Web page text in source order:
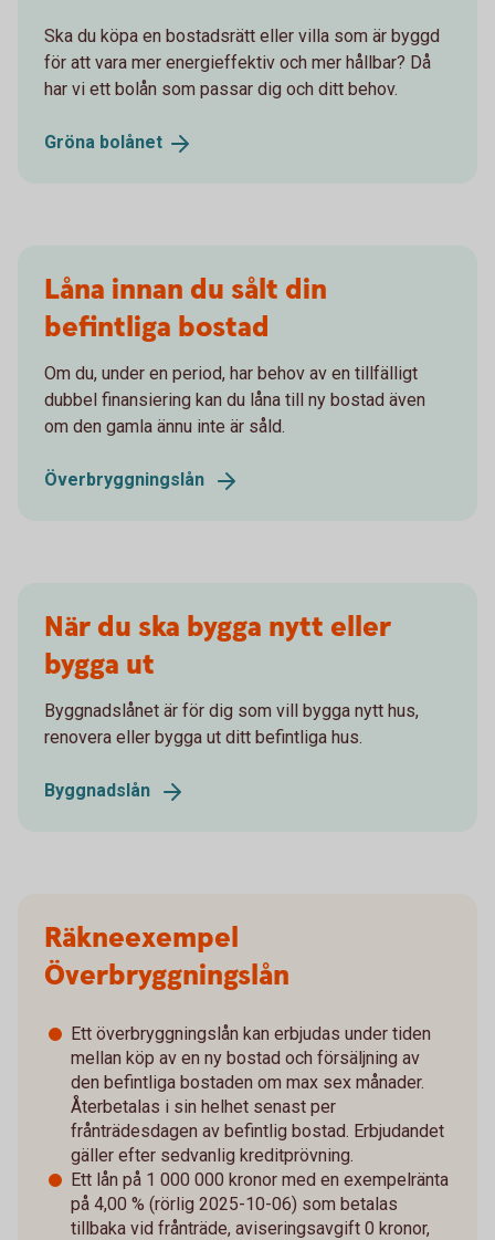
Ska du köpa en bostadsrätt eller villa som är byggd
för att vara mer energieffektiv och mer hållbar? Då
har vi ett bolån som passar dig och ditt behov.
Gröna bolånet
Låna innan du sålt din
befintliga bostad
Om du, under en period, har behov av en tillfälligt
dubbel finansiering kan du låna till ny bostad även
om den gamla ännu inte är såld.
Överbryggningslån
När du ska bygga nytt eller
bygga ut
Byggnadslånet är för dig som vill bygga nytt hus,
renovera eller bygga ut ditt befintliga hus.
Byggnadslån
Räkneexempel
Överbryggningslån
Ett överbryggningslån kan erbjudas under tiden
mellan köp av en ny bostad och försäljning av
den befintliga bostaden om max sex månader.
Återbetalas i sin helhet senast per
frånträdesdagen av befintlig bostad. Erbjudandet
gäller efter sedvanlig kreditprövning.
Ett lån på 1 000 000 kronor med en exempelränta
på 4,00 % (rörlig 2025-10-06) som betalas
tillbaka vid frånträde, aviseringsavgift 0 kronor,